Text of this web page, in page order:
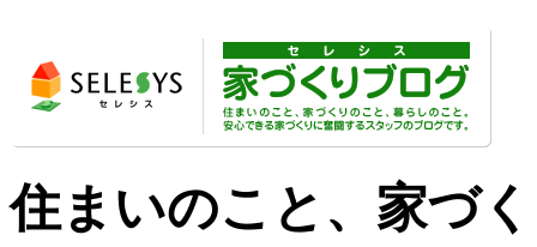
住まいのこと、家づ